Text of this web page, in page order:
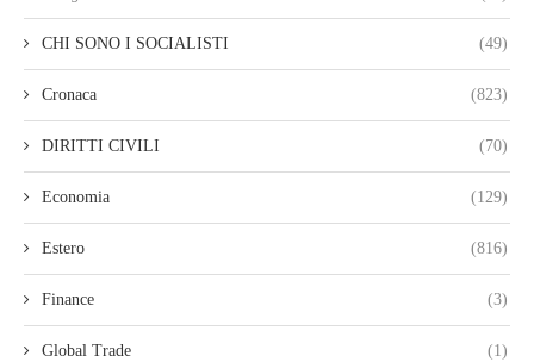
CHI SONO I SOCIALISTI (49)
Cronaca (823)
DIRITTI CIVILI (70)
Economia (129)
Estero (816)
Finance (3)
Global Trade (1)